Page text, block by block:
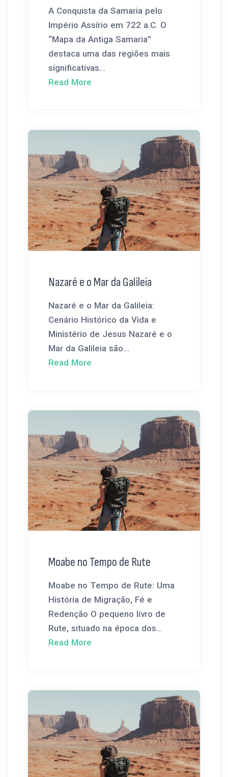
A Conquista da Samaria pelo
Império Assírio em 722 a.C. O
“Mapa da Antiga Samaria”
destaca uma das regiões mais
significativas...
Read More
Nazaré e o Mar da Galileia
Nazaré e o Mar da Galileia:
Cenário Histórico da Vida e
Ministério de Jesus Nazaré e o
Mar da Galileia são...
Read More
Moabe no Tempo de Rute
Moabe no Tempo de Rute: Uma
História de Migração, Fé e
Redenção O pequeno livro de
Rute, situado na época dos...
Read More